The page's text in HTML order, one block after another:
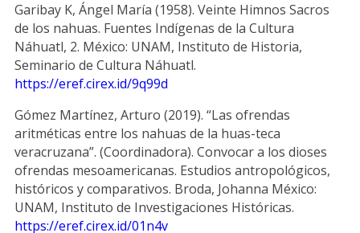
Garibay K, Ángel María (1958). Veinte Himnos Sacros
de los nahuas. Fuentes Indígenas de la Cultura
Náhuatl, 2. México: UNAM, Instituto de Historia,
Seminario de Cultura Náhuatl.
https://eref.cirex.id/9q99d
Gómez Martínez, Arturo (2019). “Las ofrendas
aritméticas entre los nahuas de la huas-teca
veracruzana”. (Coordinadora). Convocar a los dioses
ofrendas mesoamericanas. Estudios antropológicos,
históricos y comparativos. Broda, Johanna México:
UNAM, Instituto de Investigaciones Históricas.
https://eref.cirex.id/01n4v